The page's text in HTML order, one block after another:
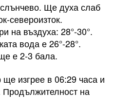
Ще духа слаб
североизток.
на въздуха: 28°-30°.
вода е 26°-28°.
е 2-3 бала.
изгрее в 06:29 часа и
на